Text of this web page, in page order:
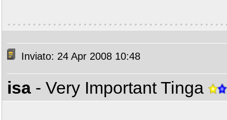
Inviato: 24 Apr 2008 10:48
isa - Very Important Tinga